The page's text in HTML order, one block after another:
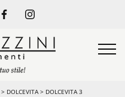
> DOLCEVITA > DOLCEVITA 3